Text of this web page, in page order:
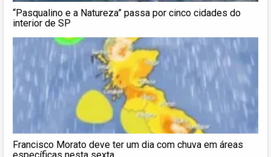
“Pasqualino e a Natureza” passa por cinco cidades do
interior de SP
Francisco Morato deve ter um dia com chuva em áreas